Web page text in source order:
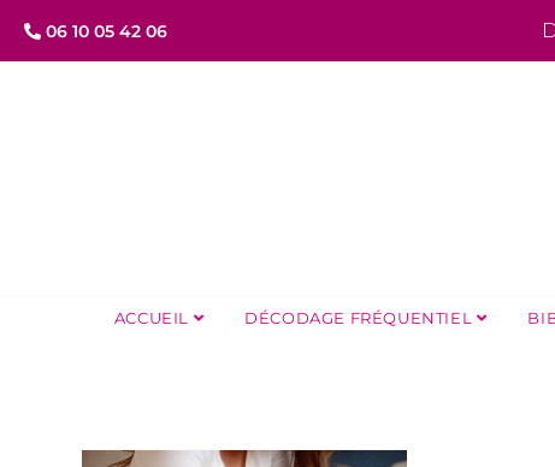
06 10 05 42 06
ACCUEIL DÉCODAGE FRÉQUENTIEL